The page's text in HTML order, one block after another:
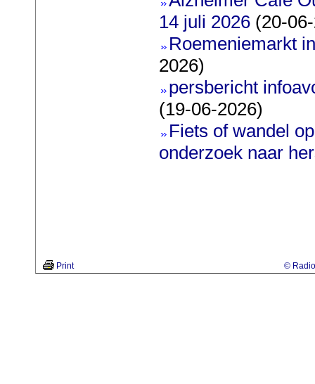
14 juli 2026(20-
Roemeniemarkt
2026)
persbericht
(19-06-2026)
Fiets of wandel
onderzoek naar
Print ©